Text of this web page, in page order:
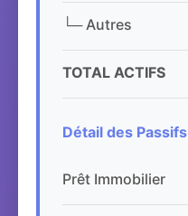
└─ Autres
TOTAL ACTIFS
Détail des Passifs
Prêt Immobilier